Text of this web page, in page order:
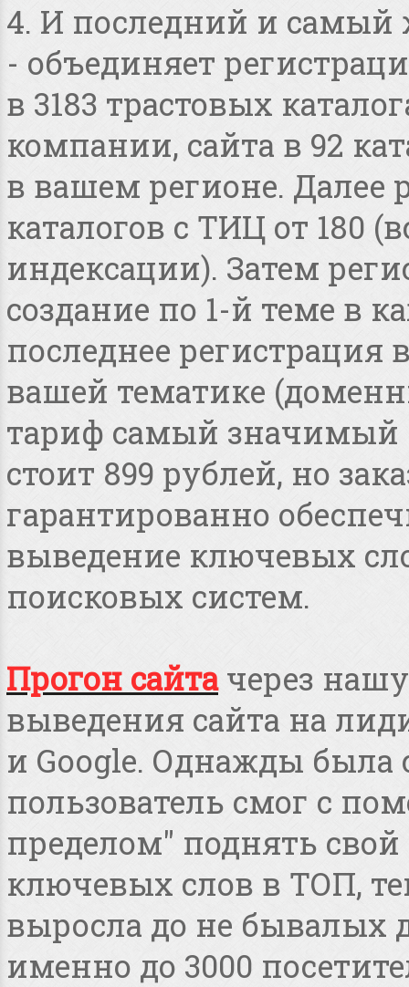
4. И последний и
- объединяет
в 3183 трастовых
компании, сайта в 92
в вашем регионе. Далее
каталогов с ТИЦ от 180
индексации). Затем
создание по 1-й теме в
последнее регистрация
вашей тематике
тариф самый значимый
стоит 899 рублей, но
гарантированно
выведение ключевых
поисковых систем.
Прогон сайта через
выведения сайта на
и Google. Однажды была
пользователь смог с
пределом" поднять свой
ключевых слов в ТОП,
выросла до не бывалых
именно до 3000